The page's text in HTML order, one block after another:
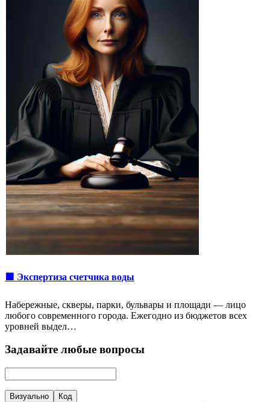
🟩 Экспертиза счетчика воды
Набережные, скверы, парки, бульвары и площади — лицо
любого современного города. Ежегодно из бюджетов всех
уровней выдел…
Задавайте любые вопросы
Визуально Код